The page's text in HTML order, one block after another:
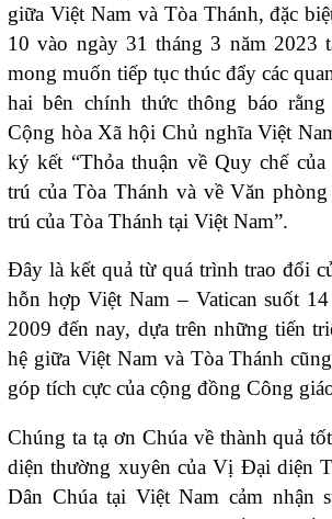
giữa Việt Nam và Tòa Thánh, đặc
10 vào ngày 31 tháng 3 năm 2023
mong muốn tiếp tục thúc đẩy các
hai bên chính thức thông báo
Cộng hòa Xã hội Chủ nghĩa Việt
ký kết “Thỏa thuận về Quy chế
trú của Tòa Thánh và về Văn
trú của Tòa Thánh tại Việt Nam”.
Đây là kết quả từ quá trình trao đổi
hỗn hợp Việt Nam – Vatican suốt
2009 đến nay, dựa trên những tiến
hệ giữa Việt Nam và Tòa Thánh
góp tích cực của cộng đồng Công
Chúng ta tạ ơn Chúa về thành quả
diện thường xuyên của Vị Đại diện
Dân Chúa tại Việt Nam cảm nhận